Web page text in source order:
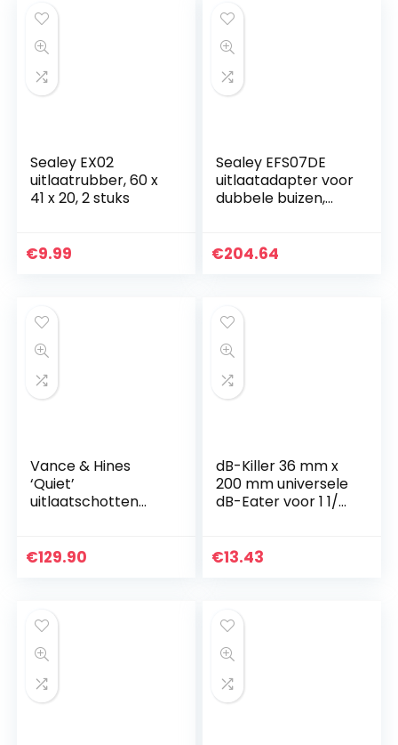
Sealey EX02
uitlaatrubber, 60 x
41 x 20, 2 stuks
€9.99
Sealey EFS07DE
uitlaatadapter voor
dubbele buizen,
€204.64
Vance & Hines
‘Quiet’
uitlaatschotten
Slip-Ons
€129.90
dB-Killer 36 mm x
200 mm universele
dB-Eater voor 1 1/2
€13.43